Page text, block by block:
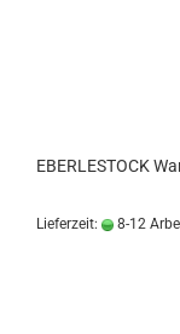
EBERLESTOCK
Lieferzeit: 8-12